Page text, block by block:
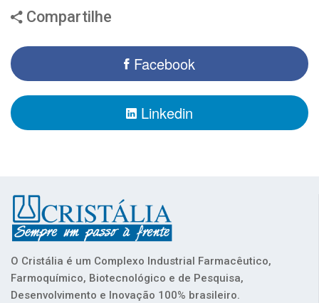
Compartilhe
Facebook
Linkedin
O Cristália é um Complexo Industrial Farmacêutico,
Farmoquímico, Biotecnológico e de Pesquisa,
Desenvolvimento e Inovação 100% brasileiro.